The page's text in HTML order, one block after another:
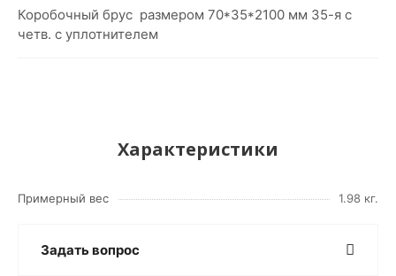
Коробочный брус размером 70*35*2100 мм 35-я с
четв. с уплотнителем
Характеристики
Примерный вес 1.98 кг.
Задать вопрос